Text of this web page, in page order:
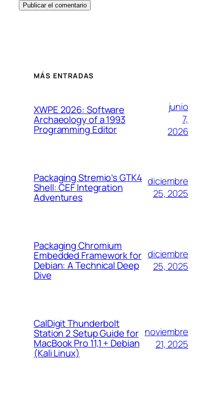
MÁS ENTRADAS
XWPE 2026: Software
Archaeology of a 1993
Programming Editor
junio
7,
2026
Packaging Stremio’s GTK4
Shell: CEF Integration
Adventures
diciembre
25, 2025
Packaging Chromium
Embedded Framework for
Debian: A Technical Deep
Dive
diciembre
25, 2025
CalDigit Thunderbolt
Station 2 Setup Guide for
MacBook Pro 11,1 + Debian
(Kali Linux)
noviembre
21, 2025